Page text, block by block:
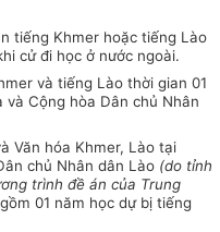
tiếng Khmer hoặc tiếng Lào
cử đi học ở nước ngoài.
và tiếng Lào thời gian 01
Cộng hòa Dân chủ Nhân
Văn hóa Khmer, Lào tại
chủ Nhân dân Lào (do tỉnh
trình đề án của Trung
01 năm học dự bị tiếng